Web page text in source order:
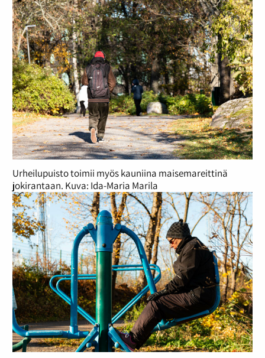
Urheilupuisto toimii myös kauniina maisemareittinä
jokirantaan. Kuva: Ida-Maria Marila